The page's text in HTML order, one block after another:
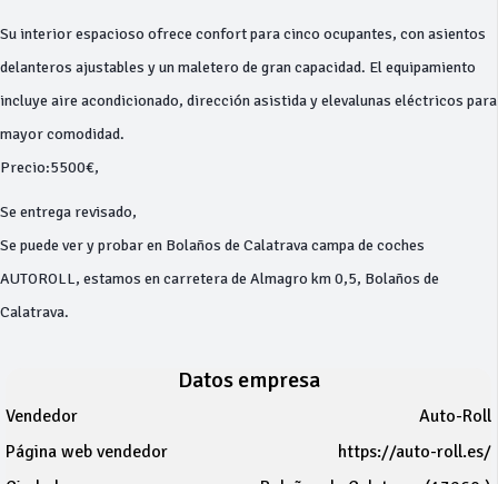
Su interior espacioso ofrece confort para cinco ocupantes, con asientos
delanteros ajustables y un maletero de gran capacidad. El equipamiento
incluye aire acondicionado, dirección asistida y elevalunas eléctricos para
mayor comodidad.
Precio:5500€,
Se entrega revisado,
Se puede ver y probar en Bolaños de Calatrava campa de coches
AUTOROLL, estamos en carretera de Almagro km 0,5, Bolaños de
Calatrava.
Datos empresa
Vendedor
Auto-Roll
Página web vendedor
https://auto-roll.es/